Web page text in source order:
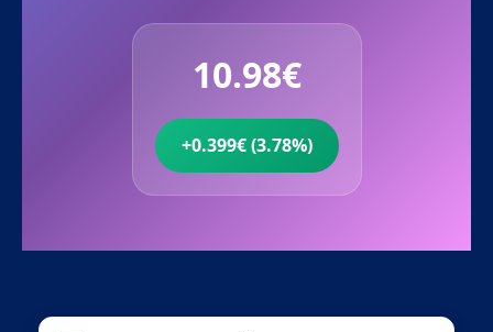
10.98€
+0.399€ (3.78%)